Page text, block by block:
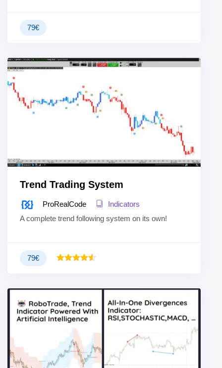
79€
Trend Trading System
ProRealCode
Indicators
A complete trend following system on its own!
79€